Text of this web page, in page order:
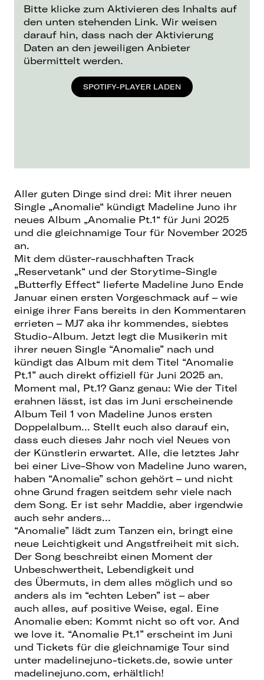
Bitte klicke zum Aktivieren des Inhalts auf
den unten stehenden Link. Wir weisen
darauf hin, dass nach der Aktivierung
Daten an den jeweiligen Anbieter
übermittelt werden.
SPOTIFY-PLAYER LADEN
Aller guten Dinge sind drei: Mit ihrer neuen
Single „Anomalie“ kündigt Madeline Juno ihr
neues Album „Anomalie Pt.1“ für Juni 2025
und die gleichnamige Tour für November 2025
an.
Mit dem düster-rauschhaften Track
„Reservetank“ und der Storytime-Single
„Butterfly Effect“ lieferte Madeline Juno Ende
Januar einen ersten Vorgeschmack auf – wie
einige ihrer Fans bereits in den Kommentaren
errieten – MJ7 aka ihr kommendes, siebtes
Studio-Album. Jetzt legt die Musikerin mit
ihrer neuen Single “Anomalie” nach und
kündigt das Album mit dem Titel “Anomalie
Pt.1” auch direkt offiziell für Juni 2025 an.
Moment mal, Pt.1? Ganz genau: Wie der Titel
erahnen lässt, ist das im Juni erscheinende
Album Teil 1 von Madeline Junos ersten
Doppelalbum... Stellt euch also darauf ein,
dass euch dieses Jahr noch viel Neues von
der Künstlerin erwartet. Alle, die letztes Jahr
bei einer Live-Show von Madeline Juno waren,
haben “Anomalie” schon gehört – und nicht
ohne Grund fragen seitdem sehr viele nach
dem Song. Er ist sehr Maddie, aber irgendwie
auch sehr anders...
“Anomalie” lädt zum Tanzen ein, bringt eine
neue Leichtigkeit und Angstfreiheit mit sich.
Der Song beschreibt einen Moment der
Unbeschwertheit, Lebendigkeit und
des Übermuts, in dem alles möglich und so
anders als im “echten Leben” ist – aber
auch alles, auf positive Weise, egal. Eine
Anomalie eben: Kommt nicht so oft vor. And
we love it. “Anomalie Pt.1” erscheint im Juni
und Tickets für die gleichnamige Tour sind
unter madelinejuno-tickets.de, sowie unter
madelinejuno.com, erhältlich!